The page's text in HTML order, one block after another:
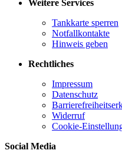
Weitere Services
Tankkarte sperren
Notfallkontakte
Hinweis geben
Rechtliches
Impressum
Datenschutz
Widerruf
Cookie-
Social Media